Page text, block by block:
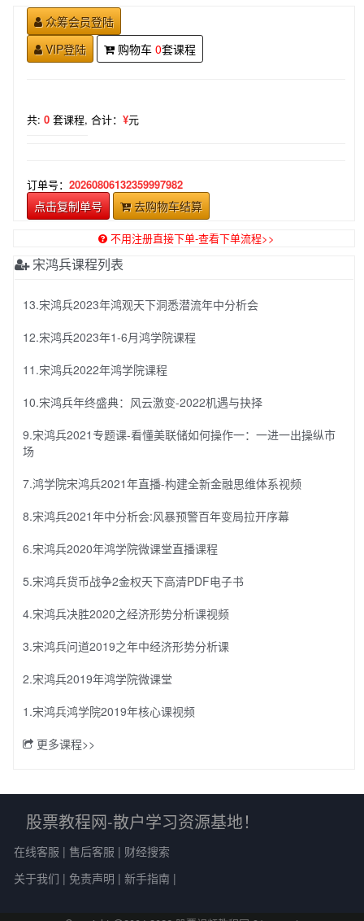
众筹会员登陆
VIP登陆
购物车 0套课程
共: 0 套课程, 合计： ¥元
订单号： 20260806132359997982
点击复制单号 去购物车结算
不用注册直接下单-查看下单流程>>
宋鸿兵课程列表
13.宋鸿兵2023年鸿观天下洞悉潜流年中分析会
12.宋鸿兵2023年1-6月鸿学院课程
11.宋鸿兵2022年鸿学院课程
10.宋鸿兵年终盛典：风云激变-2022机遇与抉择
9.宋鸿兵2021专题课-看懂美联储如何操作一：一进一出操纵市
场
7.鸿学院宋鸿兵2021年直播-构建全新金融思维体系视频
8.宋鸿兵2021年中分析会:风暴预警百年变局拉开序幕
6.宋鸿兵2020年鸿学院微课堂直播课程
5.宋鸿兵货币战争2金权天下高清PDF电子书
4.宋鸿兵决胜2020之经济形势分析课视频
3.宋鸿兵问道2019之年中经济形势分析课
2.宋鸿兵2019年鸿学院微课堂
1.宋鸿兵鸿学院2019年核心课视频
更多课程>>
股票教程网-散户学习资源基地！
在线客服 | 售后客服 | 财经搜索
关于我们 | 免责声明 | 新手指南 |